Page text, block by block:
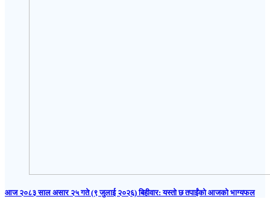
आज २०८३ साल असार २५ गते (९ जुलाई २०२६) बिहीवार: यस्तो छ तपाईंको आजको भाग्यफल